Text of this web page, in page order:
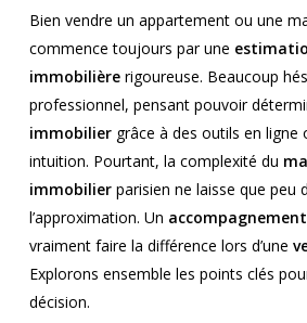
Bien vendre un appartement ou une
commence toujours par une
immobilièrerigoureuse. Beaucoup
professionnel, pensant pouvoir
immobiliergrâce à des outils en ligne
intuition. Pourtant, la complexité du
immobilierparisien ne laisse que peu
l’approximation. Un
vraiment faire la différence lors d’une
Explorons ensemble les points clés
décision.